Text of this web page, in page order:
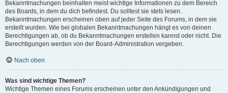
Bekanntmachungen beinhalten meist wichtige Informationen zu dem Bereich
des Boards, in dem du dich befindest. Du solltest sie stets lesen.
Bekanntmachungen erscheinen oben auf jeder Seite des Forums, in dem sie
erstellt wurden. Wie bei globalen Bekanntmachungen hängt es von deinen
Berechtigungen ab, ob du Bekanntmachungen erstellen kannst oder nicht. Die
Berechtigungen werden von der Board-Administration vergeben.
Nach oben
Was sind wichtige Themen?
Wichtige Themen eines Forums erscheinen unter den Ankündigungen und